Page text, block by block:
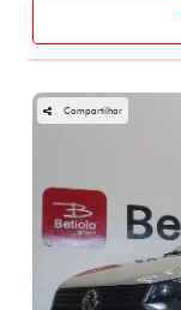
Compartilhar